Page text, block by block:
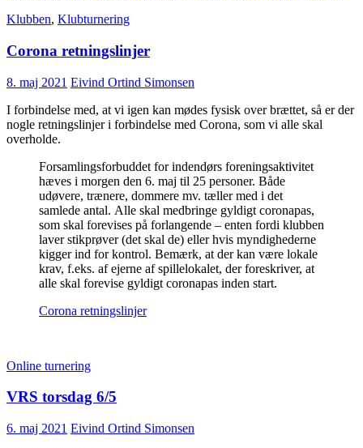
Klubben, Klubturnering
Corona retningslinjer
8. maj 2021 Eivind Ortind Simonsen
I forbindelse med, at vi igen kan mødes fysisk over brættet, så er der
nogle retningslinjer i forbindelse med Corona, som vi alle skal
overholde.
Forsamlingsforbuddet for indendørs foreningsaktivitet
hæves i morgen den 6. maj til 25 personer. Både
udøvere, trænere, dommere mv. tæller med i det
samlede antal. Alle skal medbringe gyldigt coronapas,
som skal forevises på forlangende – enten fordi klubben
laver stikprøver (det skal de) eller hvis myndighederne
kigger ind for kontrol. Bemærk, at der kan være lokale
krav, f.eks. af ejerne af spillelokalet, der foreskriver, at
alle skal forevise gyldigt coronapas inden start.
Corona retningslinjer
Online turnering
VRS torsdag 6/5
6. maj 2021 Eivind Ortind Simonsen